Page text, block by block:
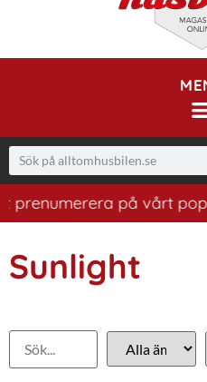
på vårt
Sunlight